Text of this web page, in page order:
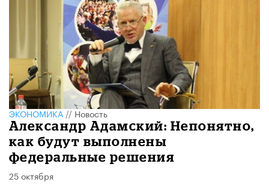
ЭКОНОМИКА//Новость
Александр Адамский: Непонятно,
как будут выполнены
федеральные решения
25 октября